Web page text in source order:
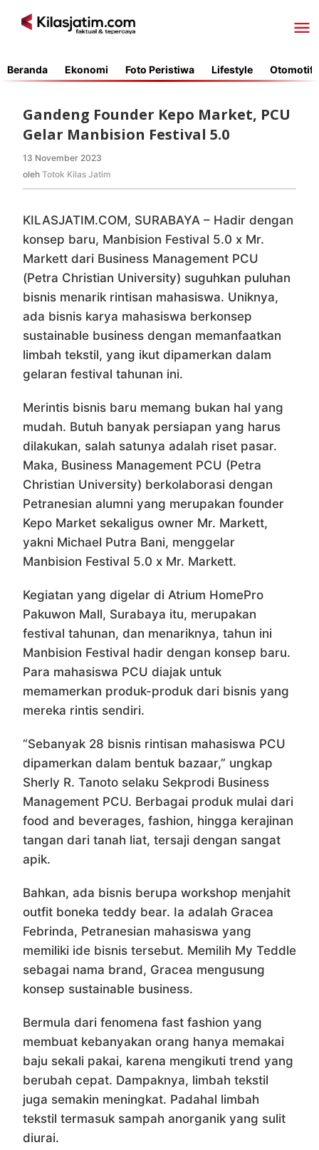
Beranda Ekonomi Foto Peristiwa Lifestyle Otomotif
Gandeng Founder Kepo Market, PCU
Gelar Manbision Festival 5.0
13 November 2023
Totok
oleh Totok Kilas Jatim
KILASJATIM.COM, SURABAYA – Hadir dengan
konsep baru, Manbision Festival 5.0 x Mr.
Markett dari Business Management PCU
(Petra Christian University) suguhkan puluhan
bisnis menarik rintisan mahasiswa. Uniknya,
ada bisnis karya mahasiswa berkonsep
sustainable business dengan memanfaatkan
limbah tekstil, yang ikut dipamerkan dalam
gelaran festival tahunan ini.
Merintis bisnis baru memang bukan hal yang
mudah. Butuh banyak persiapan yang harus
dilakukan, salah satunya adalah riset pasar.
Maka, Business Management PCU (Petra
Christian University) berkolaborasi dengan
Petranesian alumni yang merupakan founder
Kepo Market sekaligus owner Mr. Markett,
yakni Michael Putra Bani, menggelar
Manbision Festival 5.0 x Mr. Markett.
Kegiatan yang digelar di Atrium HomePro
Pakuwon Mall, Surabaya itu, merupakan
festival tahunan, dan menariknya, tahun ini
Manbision Festival hadir dengan konsep baru.
Para mahasiswa PCU diajak untuk
memamerkan produk-produk dari bisnis yang
mereka rintis sendiri.
“Sebanyak 28 bisnis rintisan mahasiswa PCU
dipamerkan dalam bentuk bazaar,” ungkap
Sherly R. Tanoto selaku Sekprodi Business
Management PCU. Berbagai produk mulai dari
food and beverages, fashion, hingga kerajinan
tangan dari tanah liat, tersaji dengan sangat
apik.
Bahkan, ada bisnis berupa workshop menjahit
outfit boneka teddy bear. Ia adalah Gracea
Febrinda, Petranesian mahasiswa yang
memiliki ide bisnis tersebut. Memilih My Teddle
sebagai nama brand, Gracea mengusung
konsep sustainable business.
Bermula dari fenomena fast fashion yang
membuat kebanyakan orang hanya memakai
baju sekali pakai, karena mengikuti trend yang
berubah cepat. Dampaknya, limbah tekstil
juga semakin meningkat. Padahal limbah
tekstil termasuk sampah anorganik yang sulit
diurai.